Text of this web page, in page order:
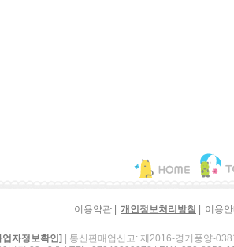
이용약관 개인정보처리방침 이용안
업자정보확인] | 통신판매업신고: 제2016-경기풍양-